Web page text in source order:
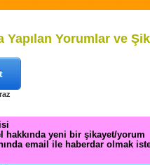
Yapılan Yorumlar ve
hakkında yeni bir şikayet/yorum
email ile haberdar olmak